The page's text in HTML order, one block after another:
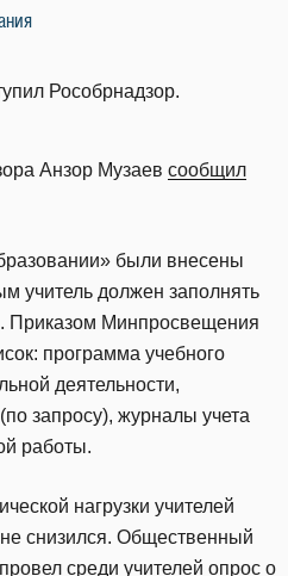
Рособрнадзор.
Анзор Музаев сообщил
были внесены
учитель должен заполнять
Приказом Минпросвещения
программа учебного
деятельности,
запросу), журналы учета
работы.
нагрузки учителей
снизился. Общественный
среди учителей опрос о